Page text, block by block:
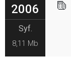
2006
Syf.
8,11 Mb